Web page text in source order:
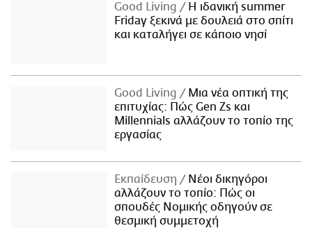
Good Living
Η ιδανική summer
Friday ξεκινά με δουλειά στο σπίτι
και καταλήγει σε κάποιο νησί
Good Living
Μια νέα οπτική της
επιτυχίας: Πώς Gen Zs και
Millennials αλλάζουν το τοπίο της
εργασίας
Εκπαίδευση
Νέοι δικηγόροι
αλλάζουν το τοπίο: Πώς οι
σπουδές Νομικής οδηγούν σε
θεσμική συμμετοχή